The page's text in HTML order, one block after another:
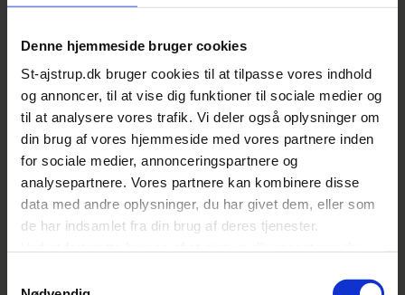
Denne hjemmeside bruger cookies
St-ajstrup.dk bruger cookies til at tilpasse vores indhold
og annoncer, til at vise dig funktioner til sociale medier og
til at analysere vores trafik. Vi deler også oplysninger om
din brug af vores hjemmeside med vores partnere inden
for sociale medier, annonceringspartnere og
analysepartnere. Vores partnere kan kombinere disse
data med andre oplysninger, du har givet dem, eller som
de har indsamlet fra din brug af deres tjenester.